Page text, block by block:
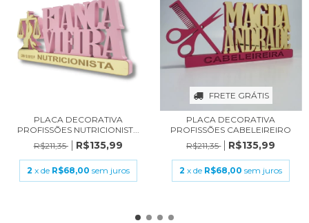
PLACA DECORATIVA
PROFISSÕES NUTRICIONIST...
R$211,35
R$135,99
2 x de R$68,00 sem juros
FRETE GRÁTIS
PLACA DECORATIVA
PROFISSÕES CABELEIREIRO
R$211,35
R$135,99
2 x de R$68,00 sem juros